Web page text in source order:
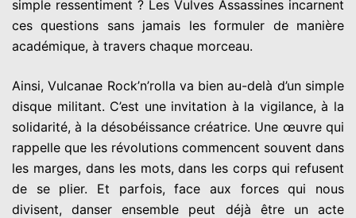
simple ressentiment ? Les Vulves Assassines incarnent
ces questions sans jamais les formuler de manière
académique, à travers chaque morceau.
Ainsi, Vulcanae Rock’n’rolla va bien au-delà d’un simple
disque militant. C’est une invitation à la vigilance, à la
solidarité, à la désobéissance créatrice. Une œuvre qui
rappelle que les révolutions commencent souvent dans
les marges, dans les mots, dans les corps qui refusent
de se plier. Et parfois, face aux forces qui nous
divisent, danser ensemble peut déjà être un acte